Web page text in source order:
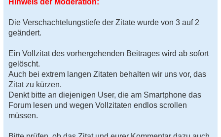
l
e
n
B
i
t
a
g
Hinweis der Moderation:
Die Verschachtelungstiefe der Zitate wurde von 3 auf 2
geändert.
Ein Vollzitat des vorhergehenden Beitrages wird ab sofort
gelöscht.
Auch bei extrem langen Zitaten behalten wir uns vor, das
Zitat zu kürzen.
Denkt bitte an diejenigen User, die am Smartphone das
Forum lesen und wegen Vollzitaten endlos scrollen
müssen.